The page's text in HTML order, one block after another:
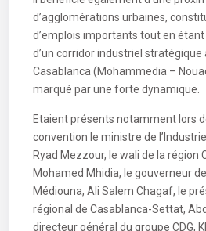
d’agglomérations urbaines,
d’emplois importants tout en
d’un corridor industriel stratégique
Casablanca (Mohammedia –
marqué par une forte dynamique.
Etaient présents notamment lors
convention le ministre de
Ryad Mezzour, le wali de la région
Mohamed Mhidia, le gouverneur
Médiouna, Ali Salem Chagaf, le
régional de Casablanca-Settat,
directeur général du groupe CDG,